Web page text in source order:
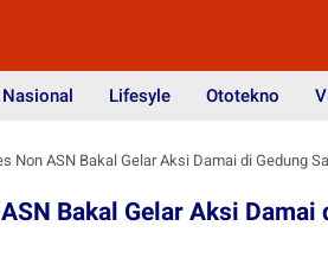
Nasional Lifesyle Ototekno
Non ASN Bakal Gelar Aksi Damai di Gedung
Bakal Gelar Aksi Damai